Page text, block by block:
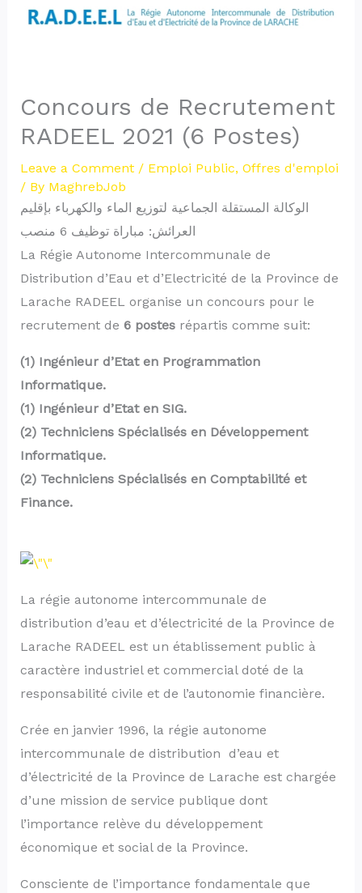
Concours de Recrutement
RADEEL 2021 (6 Postes)
Leave a Comment / Emploi Public, Offres d'emploi
/ By MaghrebJob
الوكالة المستقلة الجماعية لتوزيع الماء والكهرباء بإقليم
العرائش: مباراة توظيف 6 منصب
La Régie Autonome Intercommunale de
Distribution d’Eau et d’Electricité de la Province de
Larache RADEEL organise un concours pour le
recrutement de 6 postesrépartis comme suit:
(1) Ingénieur d’Etat en Programmation
Informatique.
(1) Ingénieur d’Etat en SIG.
(2) Techniciens Spécialisés en Développement
Informatique.
(2) Techniciens Spécialisés en Comptabilité et
Finance.
La régie autonome intercommunale de
distribution d’eau et d’électricité de la Province de
Larache RADEEL est un établissement public à
caractère industriel et commercial doté de la
responsabilité civile et de l’autonomie financière.
Crée en janvier 1996, la régie autonome
intercommunale de distribution d’eau et
d’électricité de la Province de Larache est chargée
d’une mission de service publique dont
l’importance relève du développement
économique et social de la Province.
Consciente de l’importance fondamentale que